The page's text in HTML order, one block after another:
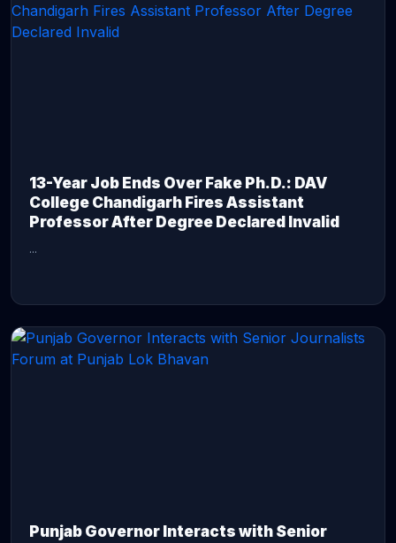
13-Year Job Ends Over Fake Ph.D.: DAV
College Chandigarh Fires Assistant
Professor After Degree Declared Invalid
...
Punjab Governor Interacts with Senior